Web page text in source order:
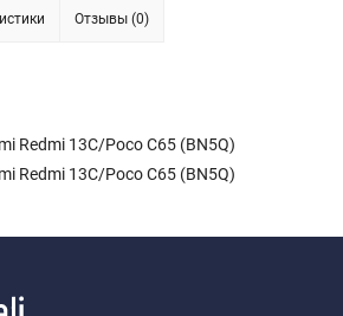
Отзывы (0)
Redmi 13C/Poco C65 (BN5Q)
Redmi 13C/Poco C65 (BN5Q)